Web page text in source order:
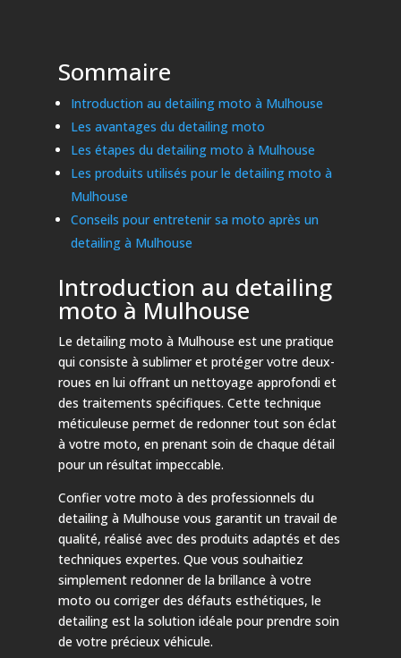
Sommaire
Introduction au detailing moto à Mulhouse
Les avantages du detailing moto
Les étapes du detailing moto à Mulhouse
Les produits utilisés pour le detailing moto à
Mulhouse
Conseils pour entretenir sa moto après un
detailing à Mulhouse
Introduction au detailing
moto à Mulhouse
Le detailing moto à Mulhouse est une pratique
qui consiste à sublimer et protéger votre deux-
roues en lui offrant un nettoyage approfondi et
des traitements spécifiques. Cette technique
méticuleuse permet de redonner tout son éclat
à votre moto, en prenant soin de chaque détail
pour un résultat impeccable.
Confier votre moto à des professionnels du
detailing à Mulhouse vous garantit un travail de
qualité, réalisé avec des produits adaptés et des
techniques expertes. Que vous souhaitiez
simplement redonner de la brillance à votre
moto ou corriger des défauts esthétiques, le
detailing est la solution idéale pour prendre soin
de votre précieux véhicule.